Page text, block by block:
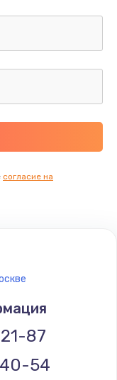
ремонт
согласие на
87
54